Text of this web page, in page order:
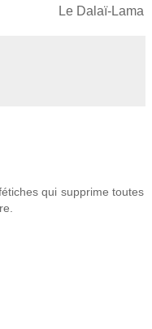
Le Dalaï-Lama
qui supprime toutes